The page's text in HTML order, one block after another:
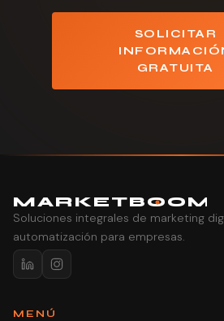
SOLICITAR
GRATUITA
MARKETBOOM
Soluciones integrales de marketing
automatización para empresas.
MENÚ